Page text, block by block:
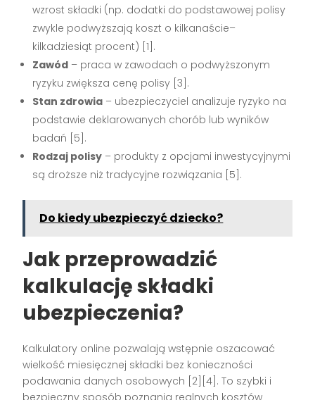
wzrost składki (np. dodatki do podstawowej polisy
zwykle podwyższają koszt o kilkanaście–
kilkadziesiąt procent) [1] .
Zawód – praca w zawodach o podwyższonym
ryzyku zwiększa cenę polisy [3] .
Stan zdrowia – ubezpieczyciel analizuje ryzyko na
podstawie deklarowanych chorób lub wyników
badań [5] .
Rodzaj polisy – produkty z opcjami inwestycyjnymi
są droższe niż tradycyjne rozwiązania [5] .
Do kiedy ubezpieczyć dziecko?
Jak przeprowadzić
kalkulację składki
ubezpieczenia?
Kalkulatory online pozwalają wstępnie oszacować
wielkość miesięcznej składki bez konieczności
podawania danych osobowych [2][4] . To szybki i